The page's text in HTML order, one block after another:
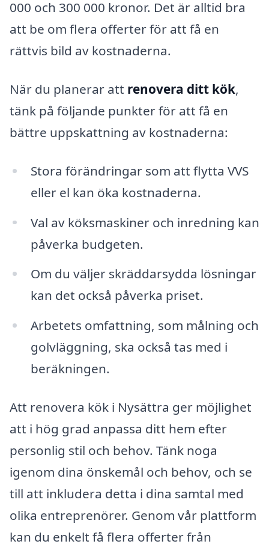
000 och 300 000 kronor. Det är alltid bra
att be om flera offerter för att få en
rättvis bild av kostnaderna.
När du planerar att renovera ditt kök,
tänk på följande punkter för att få en
bättre uppskattning av kostnaderna:
Stora förändringar som att flytta VVS
eller el kan öka kostnaderna.
Val av köksmaskiner och inredning kan
påverka budgeten.
Om du väljer skräddarsydda lösningar
kan det också påverka priset.
Arbetets omfattning, som målning och
golvläggning, ska också tas med i
beräkningen.
Att renovera kök i Nysättra ger möjlighet
att i hög grad anpassa ditt hem efter
personlig stil och behov. Tänk noga
igenom dina önskemål och behov, och se
till att inkludera detta i dina samtal med
olika entreprenörer. Genom vår plattform
kan du enkelt få flera offerter från